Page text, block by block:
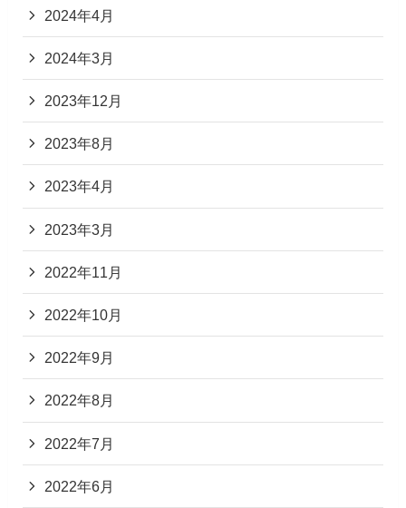
2024年4月
2024年3月
2023年12月
2023年8月
2023年4月
2023年3月
2022年11月
2022年10月
2022年9月
2022年8月
2022年7月
2022年6月